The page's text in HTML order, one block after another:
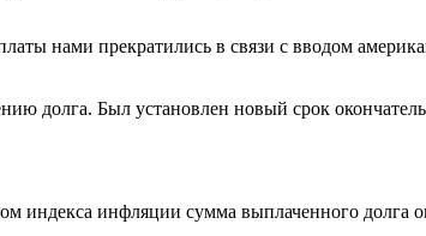
нами прекратились в связи с вводом
долга. Был установлен новый срок
индекса инфляции сумма выплаченного долга